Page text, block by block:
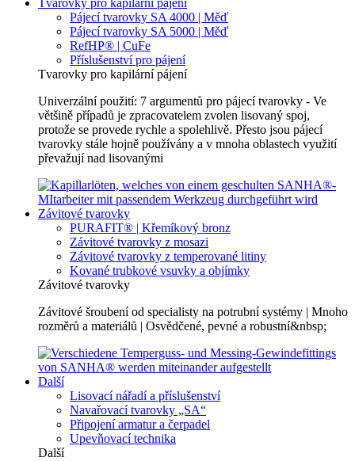
Tvarovky pro kapilární pájení
Pájecí tvarovky SA 4000 | Měď
Pájecí tvarovky SA 5000 | Měď
RefHP® | CuFe
Příslušenství pro pájení
Tvarovky pro kapilární pájení
Univerzální použití: 7 argumentů pro pájecí tvarovky - Ve
většině případů je zpracovatelem zvolen lisovaný spoj,
protože se provede rychle a spolehlivě. Přesto jsou pájecí
tvarovky stále hojně používány a v mnoha oblastech využití
převažují nad lisovanými
Závitové tvarovky
PURAFIT® | Křemíkový bronz
Závitové tvarovky z mosazi
Závitové tvarovky z temperované litiny
Kované trubkové vsuvky a objímky
Závitové tvarovky
Závitové šroubení od specialisty na potrubní systémy | Mnoho
rozměrů a materiálů | Osvědčené, pevné a robustní&nbsp;
Další
Lisovací nářadí a příslušenství
Navařovací tvarovky „SA“
Připojení armatur a čerpadel
Upevňovací technika
Další